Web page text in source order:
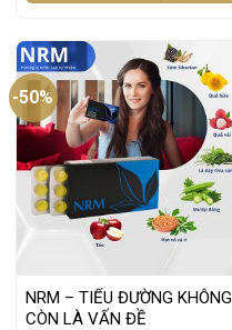
-50%
NRM – TIỂU ĐƯỜNG KHÔNG
CÒN LÀ VẤN ĐỀ